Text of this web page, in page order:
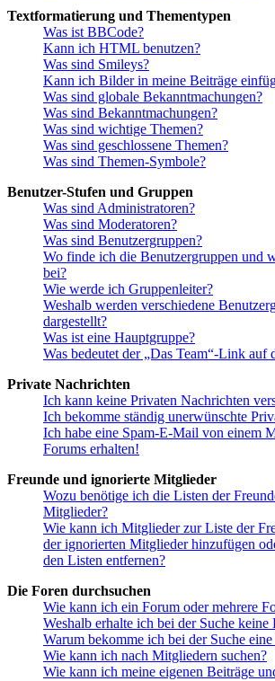
Textformatierung und Thementypen
Was ist BBCode?
Kann ich HTML benutzen?
Was sind Smileys?
Kann ich Bilder in meine Beiträge
Was sind globale Bekanntmachungen?
Was sind Bekanntmachungen?
Was sind wichtige Themen?
Was sind geschlossene Themen?
Was sind Themen-Symbole?
Benutzer-Stufen und Gruppen
Was sind Administratoren?
Was sind Moderatoren?
Was sind Benutzergruppen?
Wo finde ich die Benutzergruppen und
bei?
Wie werde ich Gruppenleiter?
Weshalb werden verschiedene
dargestellt?
Was ist eine Hauptgruppe?
Was bedeutet der „Das Team“-Link auf
Private Nachrichten
Ich kann keine Privaten Nachrichten
Ich bekomme ständig unerwünschte
Ich habe eine Spam-E-Mail von einem
Forums erhalten!
Freunde und ignorierte Mitglieder
Wozu benötige ich die Listen der
Mitglieder?
Wie kann ich Mitglieder zur Liste der
der ignorierten Mitglieder hinzufügen
den Listen entfernen?
Die Foren durchsuchen
Wie kann ich ein Forum oder mehrere
Weshalb erhalte ich bei der Suche keine
Warum bekomme ich bei der Suche eine
Wie kann ich nach Mitgliedern suchen?
Wie kann ich meine eigenen Beiträge